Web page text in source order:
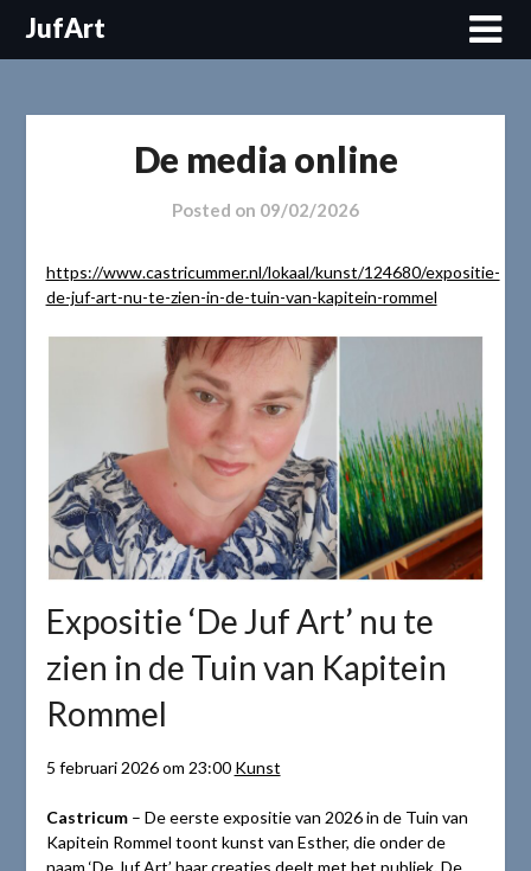
SkipJufArt
De media online
Posted on 09/02/2026
https://www.castricummer.nl/lokaal/kunst/124680/expositie-
de-juf-art-nu-te-zien-in-de-tuin-van-kapitein-rommel
Expositie ‘De Juf Art’ nu te
zien in de Tuin van Kapitein
Rommel
5 februari 2026 om 23:00 Kunst
Castricum– De eerste expositie van 2026 in de Tuin van
Kapitein Rommel toont kunst van Esther, die onder de
naam ‘De Juf Art’ haar creaties deelt met het publiek. De